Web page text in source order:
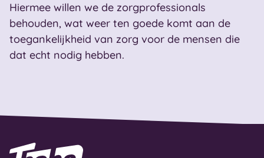
Hiermee willen we de zorgprofessionals
behouden, wat weer ten goede komt aan de
toegankelijkheid van zorg voor de mensen die
dat echt nodig hebben.
Naar homepage